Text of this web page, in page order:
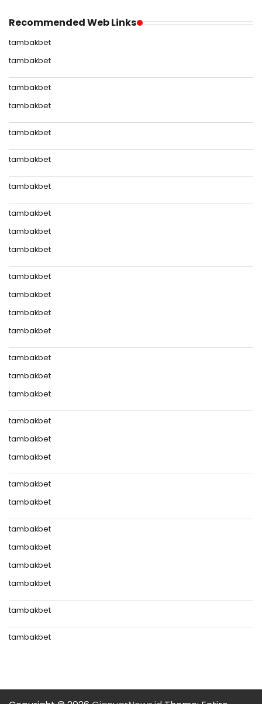
Recommended Web Links
tambakbet
tambakbet
tambakbet
tambakbet
tambakbet
tambakbet
tambakbet
tambakbet
tambakbet
tambakbet
tambakbet
tambakbet
tambakbet
tambakbet
tambakbet
tambakbet
tambakbet
tambakbet
tambakbet
tambakbet
tambakbet
tambakbet
tambakbet
tambakbet
tambakbet
tambakbet
tambakbet
tambakbet